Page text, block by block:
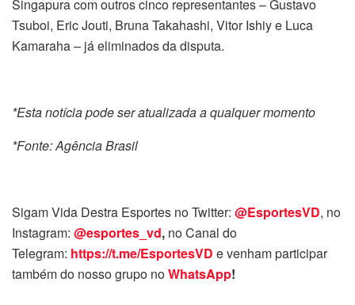
Singapura com outros cinco representantes – Gustavo
Tsuboi, Eric Jouti, Bruna Takahashi, Vitor Ishiy e Luca
Kamaraha – já eliminados da disputa.
*Esta notícia pode ser atualizada a qualquer momento
*Fonte: Agência Brasil
Sigam Vida Destra Esportes no Twitter: @EsportesVD, no
Instagram: @esportes_vd, no Canal do
Telegram: https://t.me/EsportesVD e venham participar
também do nosso grupo noWhatsApp!